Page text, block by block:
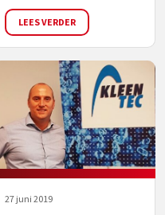
LEES VERDER
27 juni 2019